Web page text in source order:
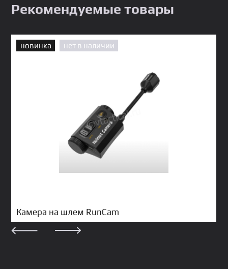
Рекомендуемые товары
новинка нет в наличии
Камера на шлем RunCam